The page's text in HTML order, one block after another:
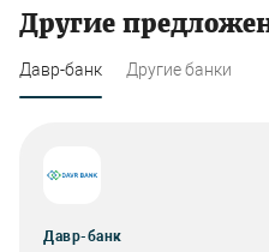
Другие
Давр-банк Другие банки
Давр-банк